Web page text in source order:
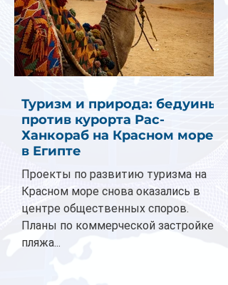
Туризм и природа: бедуины
против курорта Рас-
Ханкораб на Красном море
в Египте
Проекты по развитию туризма на
Красном море снова оказались в
центре общественных споров.
Планы по коммерческой застройке
пляжа...